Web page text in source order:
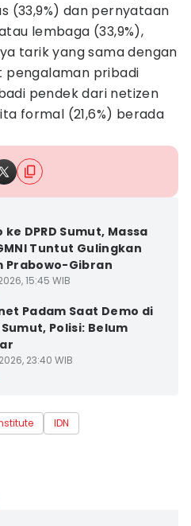
(33,9%) dan pernyataan
lembaga (33,9%),
tarik yang sama dengan
pengalaman pribadi
pendek dari netizen
formal (21,6%) berada
ke DPRD Sumut, Massa
Tuntut Gulingkan
Prabowo-Gibran
15:45 WIB
Padam Saat Demo di
Sumut, Polisi: Belum
23:40 WIB
IDN